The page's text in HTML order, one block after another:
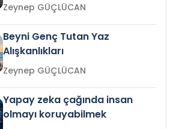
Zeynep GÜÇLÜCAN
Beyni Genç Tutan Yaz
Alışkanlıkları
Zeynep GÜÇLÜCAN
Yapay zeka çağında insan
olmayı koruyabilmek